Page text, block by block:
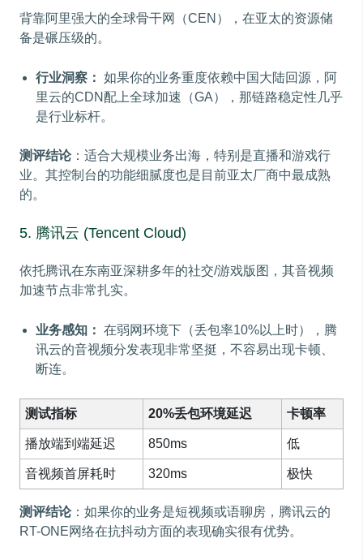
背靠阿里强大的全球骨干网（CEN），在亚太的资源储
备是碾压级的。
行业洞察： 如果你的业务重度依赖中国大陆回源，阿
里云的CDN配上全球加速（GA），那链路稳定性几乎
是行业标杆。
测评结论：适合大规模业务出海，特别是直播和游戏行
业。其控制台的功能细腻度也是目前亚太厂商中最成熟
的。
5. 腾讯云 (Tencent Cloud)
依托腾讯在东南亚深耕多年的社交/游戏版图，其音视频
加速节点非常扎实。
业务感知： 在弱网环境下（丢包率10%以上时），腾
讯云的音视频分发表现非常坚挺，不容易出现卡顿、
断连。
测试指标 20%丢包环境延迟 卡顿率
播放端到端延迟 850ms 低
音视频首屏耗时 320ms 极快
测评结论：如果你的业务是短视频或语聊房，腾讯云的
RT-ONE网络在抗抖动方面的表现确实很有优势。